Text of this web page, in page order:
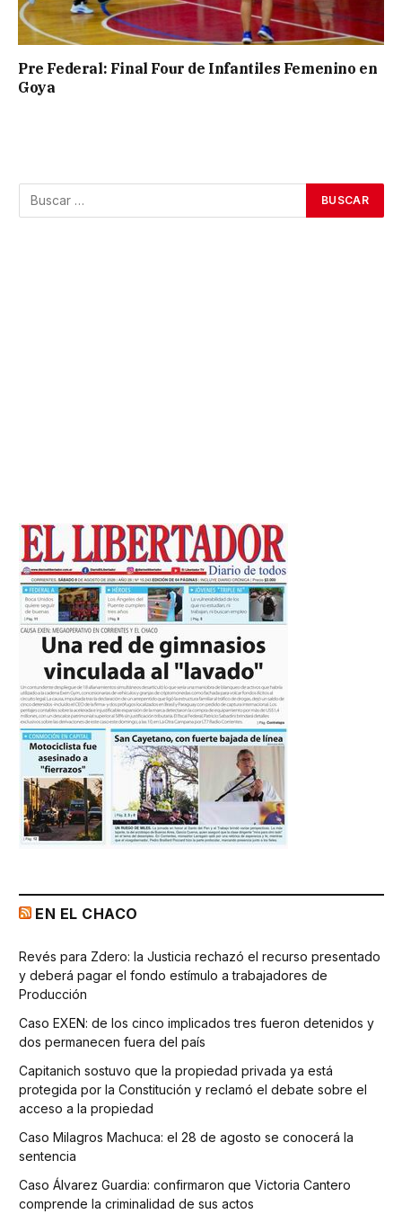
Pre Federal: Final Four de Infantiles Femenino en
Goya
EN EL CHACO
Revés para Zdero: la Justicia rechazó el recurso presentado
y deberá pagar el fondo estímulo a trabajadores de
Producción
Caso EXEN: de los cinco implicados tres fueron detenidos y
dos permanecen fuera del país
Capitanich sostuvo que la propiedad privada ya está
protegida por la Constitución y reclamó el debate sobre el
acceso a la propiedad
Caso Milagros Machuca: el 28 de agosto se conocerá la
sentencia
Caso Álvarez Guardia: confirmaron que Victoria Cantero
comprende la criminalidad de sus actos